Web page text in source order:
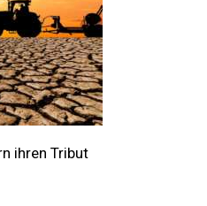
ihren Tribut